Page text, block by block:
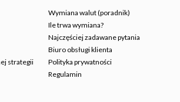
strategii
Wymiana walut (poradnik)
Ile trwa wymiana?
Najczęściej zadawane pytania
Biuro obsługi klienta
Polityka prywatności
Regulamin